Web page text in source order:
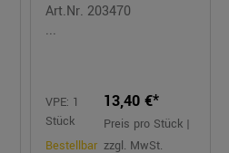
Art.Nr. 203470
...
VPE: 1
Stück
Bestellbar
13,40 €*
Preis pro Stück |
zzgl. MwSt.